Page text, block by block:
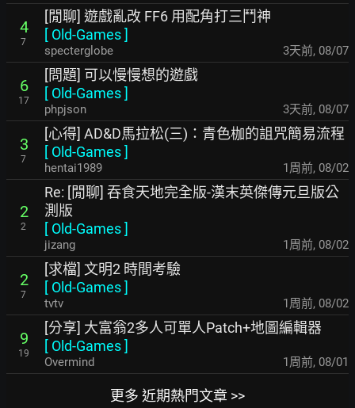
4
7
[閒聊] 遊戲亂改 FF6 用配角打三鬥神
[ Old-Games]
specterglobe 3天前, 08/07
6
17
[問題] 可以慢慢想的遊戲
[ Old-Games]
phpjson 3天前, 08/07
3
7
[心得] AD&D馬拉松(三)：青色枷的詛咒簡易流程
[ Old-Games]
hentai1989 1周前, 08/02
2
2
Re: [閒聊] 吞食天地完全版-漢末英傑傳元旦版公
測版
[ Old-Games]
jizang 1周前, 08/02
2
7
[求檔] 文明2 時間考驗
[ Old-Games]
tvtv 1周前, 08/02
9
19
[分享] 大富翁2多人可單人Patch+地圖編輯器
[ Old-Games]
Overmind 1周前, 08/01
更多 近期熱門文章 >>